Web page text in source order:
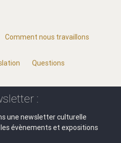
Comment nous travaillons
Questions
:
une newsletter culturelle
évènements et expositions